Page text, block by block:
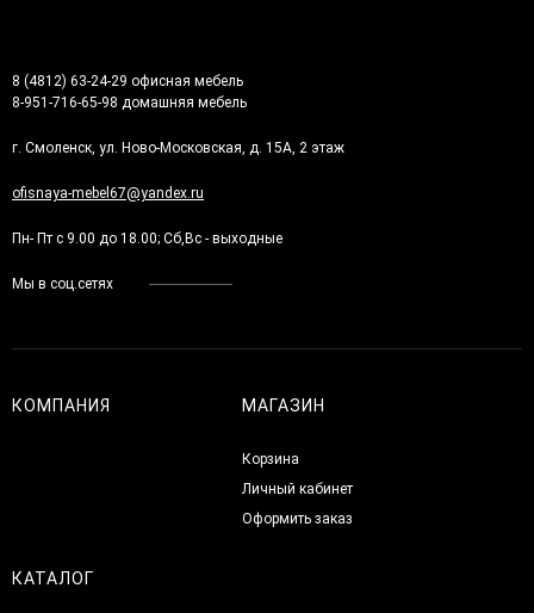
8 (4812) 63-24-29 офисная мебель
8-951-716-65-98 домашняя мебель
г. Смоленск, ул. Ново-Московская, д. 15А, 2 этаж
ofisnaya-mebel67@yandex.ru
Пн- Пт с 9.00 до 18.00; Сб,Вс - выходные
Мы в соц.сетях
КОМПАНИЯ МАГАЗИН
Корзина
Личный кабинет
Оформить заказ
КАТАЛОГ